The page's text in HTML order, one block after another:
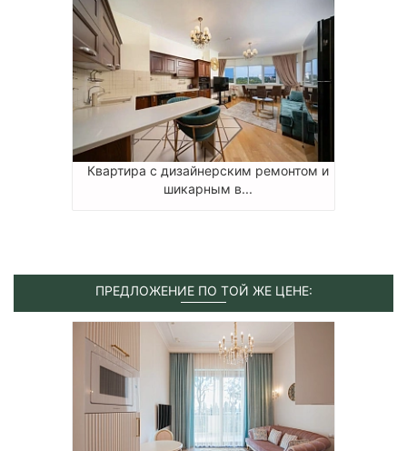
Квартира с дизайнерским ремонтом и
шикарным в...
ПРЕДЛОЖЕНИЕ ПО ТОЙ ЖЕ ЦЕНЕ: